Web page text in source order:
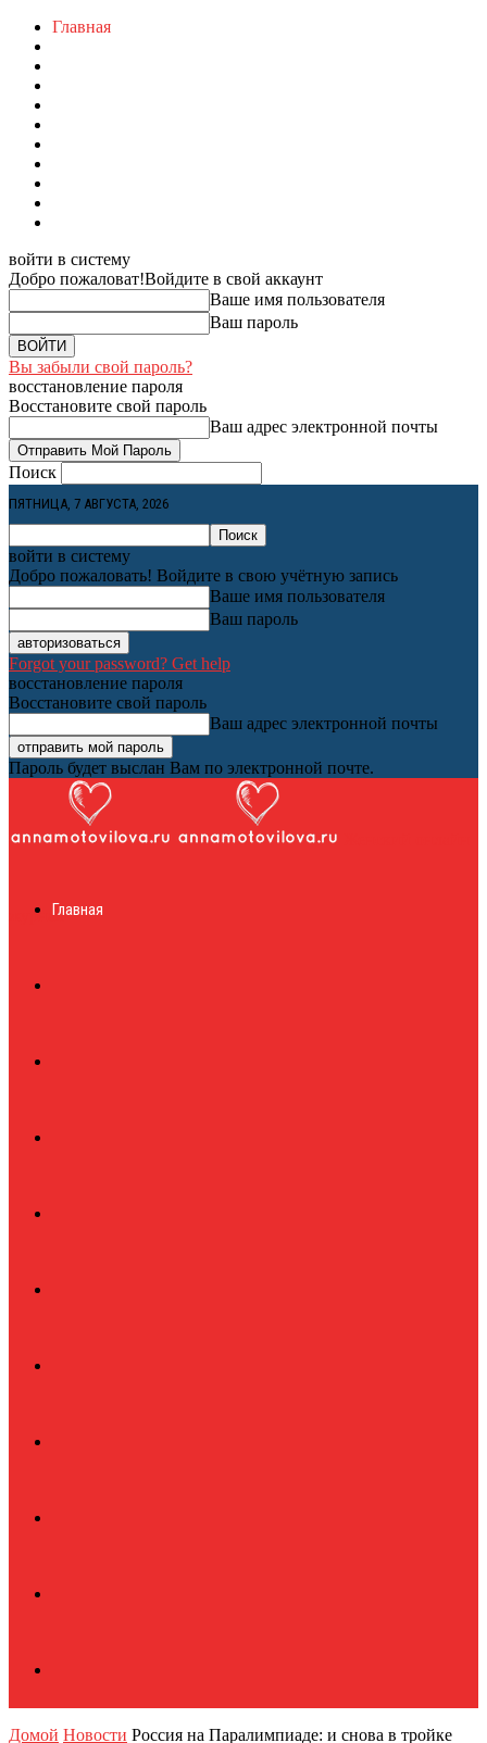
Главная
войти в систему
Добро пожаловат!Войдите в свой аккаунт
Ваше имя пользователя
Ваш пароль
Вы забыли свой пароль?
восстановление пароля
Восстановите свой пароль
Ваш адрес электронной почты
Поиск
ПЯТНИЦА, 7 АВГУСТА, 2026
войти в систему
Добро пожаловать! Войдите в свою учётную запись
Ваше имя пользователя
Ваш пароль
Forgot your password? Get help
восстановление пароля
Восстановите свой пароль
Ваш адрес электронной почты
Пароль будет выслан Вам по электронной почте.
журналГлавная
Домой Новости Россия на Паралимпиаде: и снова в тройке